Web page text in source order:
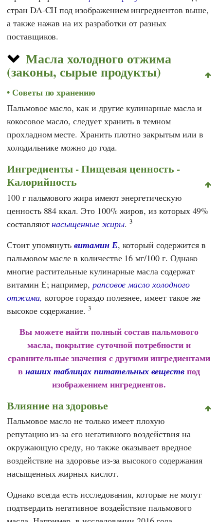
стран DA-CH под изображением ингредиентов выше,
а также нажав на их разработки от разных
поставщиков.
Масла холодного отжима
(законы, сырые продукты)
Советы по хранению
Пальмовое масло, как и другие кулинарные масла и
кокосовое масло, следует хранить в темном
прохладном месте. Хранить плотно закрытым или в
холодильнике можно до года.
Ингредиенты - Пищевая ценность -
Калорийность
100 г пальмового жира имеют энергетическую
ценность 884 ккал. Это 100% жиров, из которых 49%
составляютнасыщенные жиры. 3
Стоит упомянутьвитамин Е, который содержится в
пальмовом масле в количестве 16 мг/100 г. Однако
многие растительные кулинарные масла содержат
витамин Е; например, рапсовое масло холодного
отжима, которое гораздо полезнее, имеет такое же
высокое содержание. 3
Вы можете найти полный состав пальмового
масла, покрытие суточной потребности и
сравнительные значения с другими ингредиентами
в наших таблицах питательных веществ под
изображением ингредиентов.
Влияние на здоровье
Пальмовое масло не только имеет плохую
репутацию из-за его негативного воздействия на
окружающую среду, но также оказывает вредное
воздействие на здоровье из-за высокого содержания
насыщенных жирных кислот.
Однако всегда есть исследования, которые не могут
подтвердить негативное воздействие пальмового